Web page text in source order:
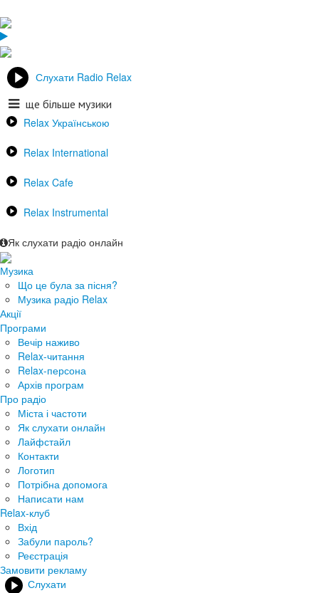
Слухати Radio Relax
ще більше музики
Relax Українською
Relax International
Relax Cafe
Relax Instrumental
Як слухати радіо онлайн
Музика
Що це була за пісня?
Музика радіо Relax
Акції
Програми
Вечір наживо
Relax-читання
Relax-персона
Архів програм
Про радіо
Міста і частоти
Як слухати онлайн
Лайфстайл
Контакти
Логотип
Потрібна допомога
Написати нам
Relax-клуб
Вхід
Забули пароль?
Реєстрація
Замовити рекламу
Слухати